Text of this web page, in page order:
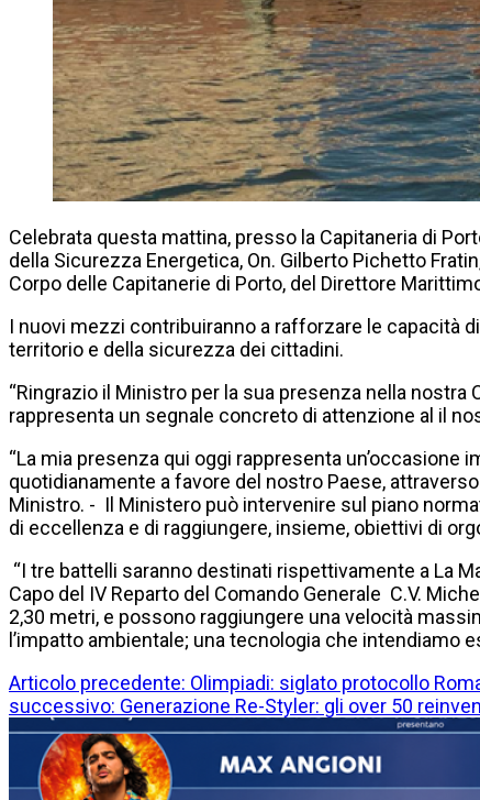
Celebrata questa mattina, presso la Capitaneria di
della Sicurezza Energetica, On. Gilberto Pichetto
Corpo delle Capitanerie di Porto, del Direttore
I nuovi mezzi contribuiranno a rafforzare le capacità
territorio e della sicurezza dei cittadini.
“Ringrazio il Ministro per la sua presenza nella
rappresenta un segnale concreto di attenzione al il
“La mia presenza qui oggi rappresenta
quotidianamente a favore del nostro Paese,
Ministro. - Il Ministero può intervenire sul piano
di eccellenza e di raggiungere, insieme, obiettivi di
“I tre battelli saranno destinati rispettivamente a La
Capo del IV Reparto del Comando Generale C.V.
2,30 metri, e possono raggiungere una velocità
l’impatto ambientale; una tecnologia che
Articolo precedente: Olimpiadi: siglato protocollo
successivo: Generazione Re-Styler: gli over 50